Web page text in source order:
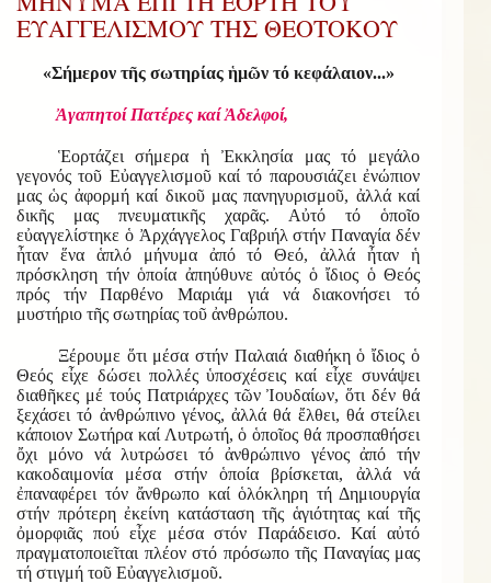
ΕΥΑΓΓΕΛΙΣΜΟΥ ΤΗΣ ΘΕΟΤΟΚΟΥ
«Σήμερον τῆς σωτηρίας ἡμῶν τό κεφάλαιον...»
Ἀγαπητοί Πατέρες καί Ἀδελφοί,
Ἑορτάζει σήμερα ἡ Ἐκκλησία μας τό μεγάλο
γεγονός τοῦ Εὐαγγελισμοῦ καί τό παρουσιάζει ἐνώπιον
μας ὡς ἀφορμή καί δικοῦ μας πανηγυρισμοῦ, ἀλλά καί
δικῆς μας πνευματικῆς χαρᾶς. Αὐτό τό ὁποῖο
εὐαγγελίστηκε ὁ Ἀρχάγγελος Γαβριήλ στήν Παναγία δέν
ἦταν ἕνα ἁπλό μήνυμα ἀπό τό Θεό, ἀλλά ἦταν ἡ
πρόσκληση τήν ὁποία ἀπηύθυνε αὐτός ὁ ἴδιος ὁ Θεός
πρός τήν Παρθένο Μαριάμ γιά νά διακονήσει τό
μυστήριο τῆς σωτηρίας τοῦ ἀνθρώπου.
Ξέρουμε ὅτι μέσα στήν Παλαιά διαθήκη ὁ ἴδιος ὁ
Θεός εἶχε δώσει πολλές ὑποσχέσεις καί εἶχε συνάψει
διαθῆκες μέ τούς Πατριάρχες τῶν Ἰουδαίων, ὅτι δέν θά
ξεχάσει τό ἀνθρώπινο γένος, ἀλλά θά ἔλθει, θά στείλει
κάποιον Σωτήρα καί Λυτρωτή, ὁ ὁποῖος θά προσπαθήσει
ὄχι μόνο νά λυτρώσει τό ἀνθρώπινο γένος ἀπό τήν
κακοδαιμονία μέσα στήν ὁποία βρίσκεται, ἀλλά νά
ἐπαναφέρει τόν ἄνθρωπο καί ὁλόκληρη τή Δημιουργία
στήν πρότερη ἐκείνη κατάσταση τῆς ἁγιότητας καί τῆς
ὀμορφιᾶς πού εἶχε μέσα στόν Παράδεισο. Καί αὐτό
πραγματοποιεῖται πλέον στό πρόσωπο τῆς Παναγίας μας
τή στιγμή τοῦ Εὐαγγελισμοῦ.